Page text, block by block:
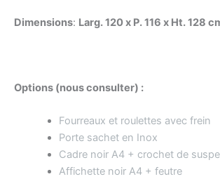
Dimensions: Larg. 120 x P. 116 x Ht. 128
Options (nous consulter) :
Fourreaux et roulettes avec frein
Porte sachet en Inox
Cadre noir A4 + crochet de
Affichette noir A4 + feutre